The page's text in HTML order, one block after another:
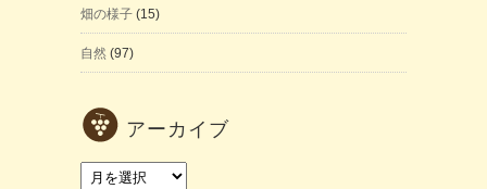
畑の様子 (15)
自然 (97)
アーカイブ
ア